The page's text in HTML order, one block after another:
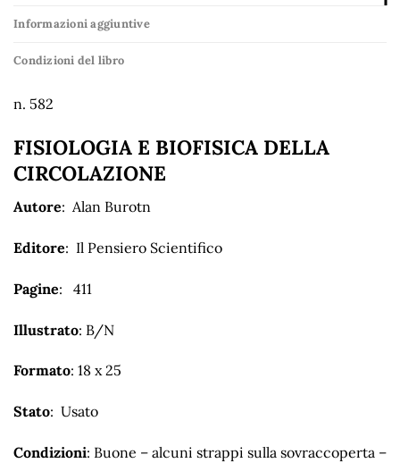
Informazioni aggiuntive
Condizioni del libro
n. 582
FISIOLOGIA E BIOFISICA DELLA
CIRCOLAZIONE
Autore: Alan Burotn
Editore: Il Pensiero Scientifico
Pagine: 411
Illustrato: B/N
Formato: 18 x 25
Stato: Usato
Condizioni: Buone – alcuni strappi sulla sovraccoperta –